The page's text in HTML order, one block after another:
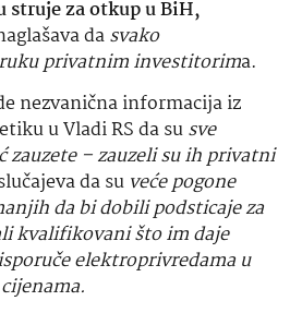
struje za otkup u BiH,
dasvako
privatnim investitorima.
nezvanična informacija iz
u Vladi RS da susve
– zauzeli su ih privatni
da su veće pogone
da bi dobili podsticaje za
kvalifikovani što im daje
elektroprivredama u